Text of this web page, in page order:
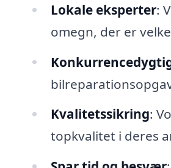
Lokale eksperter:
omegn, der er
Kvalitetssikring:
topkvalitet i deres